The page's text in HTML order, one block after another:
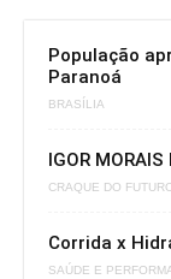
População
Paranoá
BRASÍLIA
IGOR MORAIS
CRAQUE DO
Corrida x
SAÚDE E